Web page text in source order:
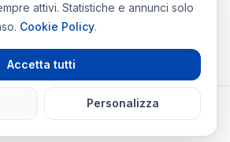
Futsal
Palla al Centro · Tutti i diritti riservati
attivi. Statistiche e annunci solo
Cookie Policy.
Accetta tutti
Personalizza